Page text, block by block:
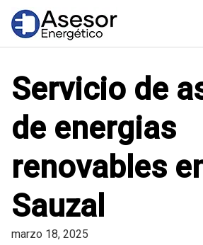
Saltar
contenido
Servicio de
de energias
renovables
Sauzal
marzo 18, 2025